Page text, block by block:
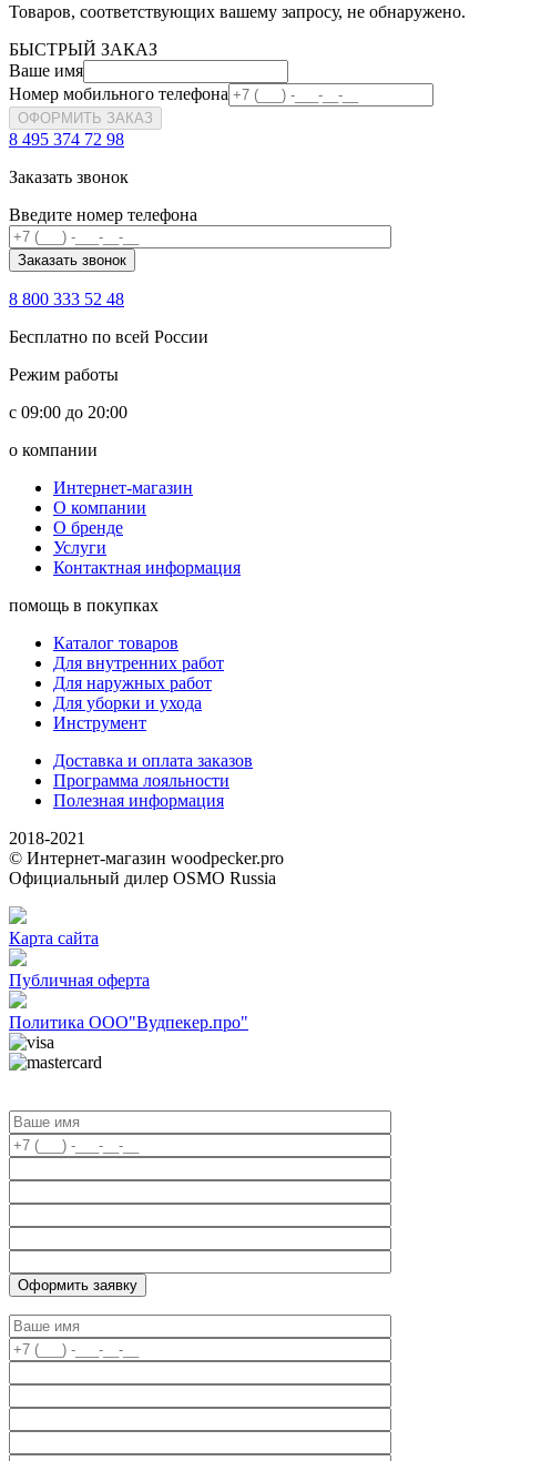
Товаров, соответствующих вашему запросу, не обнаружено.
БЫСТРЫЙ ЗАКАЗ
Ваше имя
Номер мобильного телефона
ОФОРМИТЬ ЗАКАЗ
8 495 374 72 98
Заказать звонок
Введите номер телефона
8 800 333 52 48
Бесплатно по всей России
Режим работы
с 09:00 до 20:00
о компании
Интернет-магазин
О компании
О бренде
Услуги
Контактная информация
помощь в покупках
Каталог товаров
Для внутренних работ
Для наружных работ
Для уборки и ухода
Инструмент
Доставка и оплата заказов
Программа лояльности
Полезная информация
2018-2021
© Интернет-магазин woodpecker.pro
Официальный дилер OSMO Russia
Карта сайта
Публичная оферта
Политика ООО"Вудпекер.про"